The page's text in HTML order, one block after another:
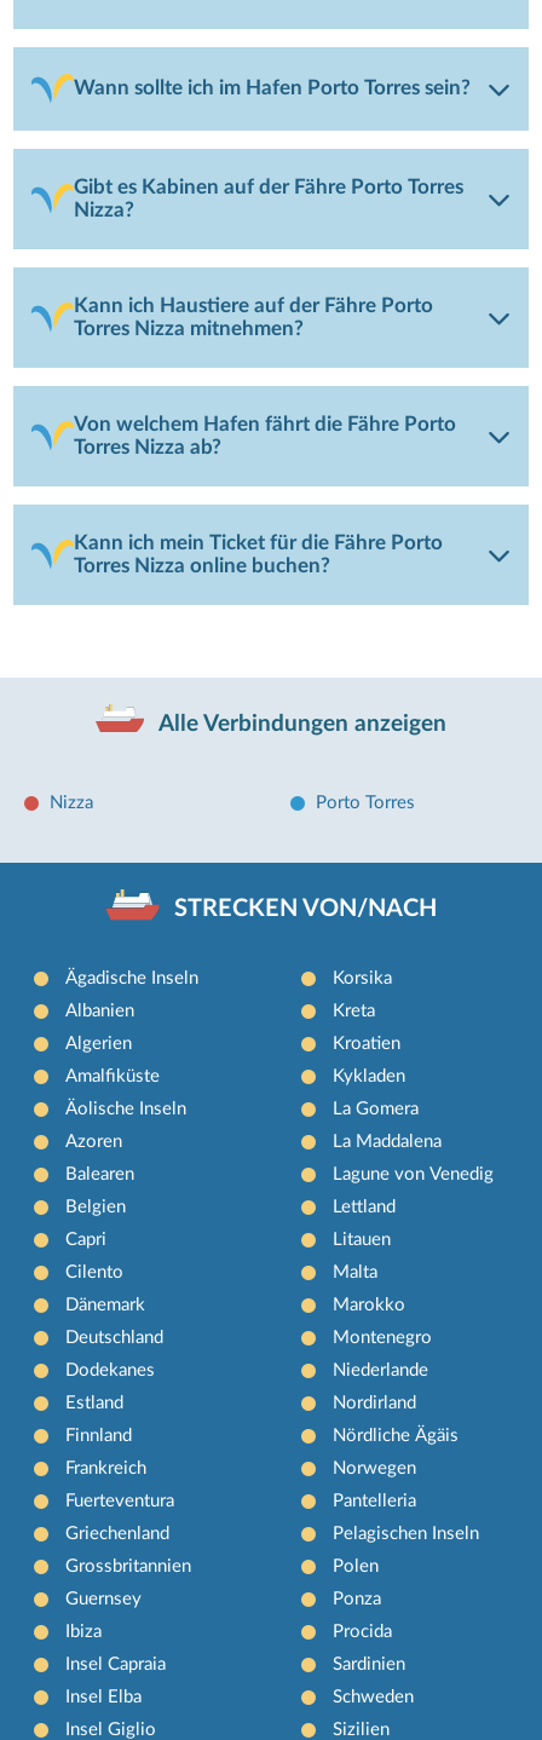
Wann sollte ich im Hafen Porto Torres sein?
Gibt es Kabinen auf der Fähre Porto Torres
Nizza?
Kann ich Haustiere auf der Fähre Porto
Torres Nizza mitnehmen?
Von welchem Hafen fährt die Fähre Porto
Torres Nizza ab?
Kann ich mein Ticket für die Fähre Porto
Torres Nizza online buchen?
Alle Verbindungen anzeigen
Nizza Porto Torres
STRECKEN VON/NACH
Ägadische Inseln
Albanien
Algerien
Amalfiküste
Äolische Inseln
Azoren
Balearen
Belgien
Capri
Cilento
Dänemark
Deutschland
Dodekanes
Estland
Finnland
Frankreich
Fuerteventura
Griechenland
Grossbritannien
Guernsey
Ibiza
Insel Capraia
Insel Elba
Insel Giglio
Korsika
Kreta
Kroatien
Kykladen
La Gomera
La Maddalena
Lagune von Venedig
Lettland
Litauen
Malta
Marokko
Montenegro
Niederlande
Nordirland
Nördliche Ägäis
Norwegen
Pantelleria
Pelagischen Inseln
Polen
Ponza
Procida
Sardinien
Schweden
Sizilien